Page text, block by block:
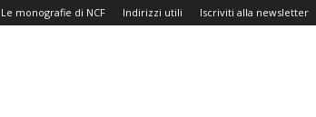
Le monografie di NCF Indirizzi utili Iscriviti alla newsletter